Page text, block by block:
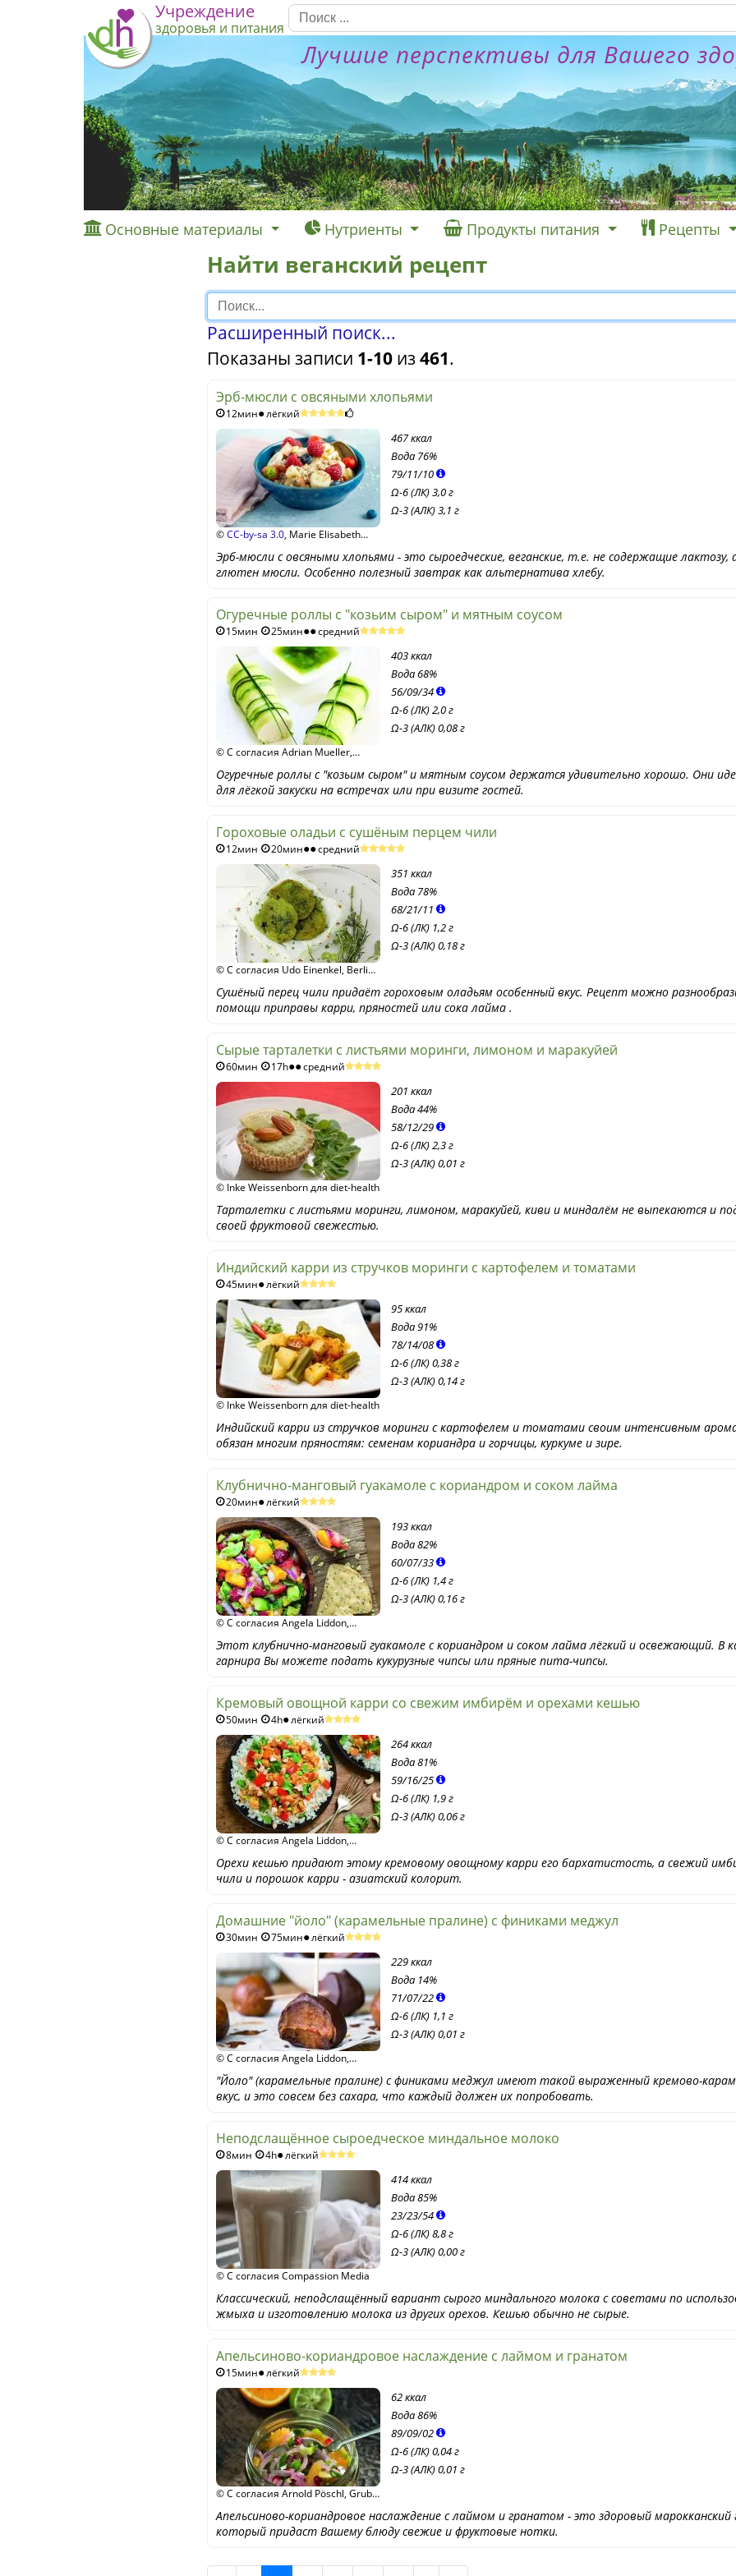
Учреждение
здоровья и питания
Лучшие перспективы для Вашего
Основные материалы Нутриенты Продукты питания Рецепты
Найти веганский рецепт
Расширенный поиск...
Показаны записи 1-10 из461.
Эрб-мюсли с овсяными хлопьями
12мин лёгкий
©CC-by-sa 3.0, Marie Elisabeth
467 ккал
Вода 76%
79/11/10
Ω-6 (ЛК) 3,0 г
Ω-3 (АЛК) 3,1 г
Эрб-мюсли с овсяными хлопьями - это сыроедческие, веганские, т.е. не содержащие
глютен мюсли. Особенно полезный завтрак как альтернатива хлебу.
Огуречные роллы с "козьим сыром" и мятным соусом
15мин 25мин средний
© С согласия Adrian Mueller,
Unimedica Verlag
403 ккал
Вода68%
56/09/34
Ω-6 (ЛК) 2,0 г
Ω-3 (АЛК) 0,08 г
Огуречные роллы с "козьим сыром" и мятным соусом держатся удивительно хорошо. Они
для лёгкой закуски на встречах или при визите гостей.
Гороховые оладьи с сушёным перцем чили
12мин 20мин средний
© С согласия Udo Einenkel, Berlin
Oma", Südwest-Verlag München
351 ккал
Вода 78%
68/21/11
Ω-6 (ЛК) 1,2 г
Ω-3 (АЛК) 0,18 г
Сушёный перец чили придаёт гороховым оладьям особенный вкус. Рецепт можно
помощи приправы карри, пряностей или сока лайма .
Сырые тарталетки с листьями моринги, лимоном и маракуйей
60мин 17h средний
© Inke Weissenborn для diet-health
201 ккал
Вода44%
58/12/29
Ω-6 (ЛК) 2,3 г
Ω-3 (АЛК) 0,01 г
Тарталетки с листьями моринги, лимоном, маракуйей, киви и миндалём не выпекаются и
своей фруктовой свежестью.
Индийский карри из стручков моринги с картофелем и томатами
45мин лёгкий
© Inke Weissenborn для diet-health
95 ккал
Вода91%
78/14/08
Ω-6 (ЛК) 0,38 г
Ω-3 (АЛК) 0,14 г
Индийский карри из стручков моринги с картофелем и томатами своим интенсивным
обязан многим пряностям: семенам кориандра и горчицы, куркуме и зире.
Клубнично-манговый гуакамоле с кориандром и соком лайма
20мин лёгкий
© С согласия Angela Liddon,
193 ккал
Вода82%
60/07/33
Ω-6 (ЛК) 1,4 г
Ω-3 (АЛК) 0,16 г
Этот клубнично-манговый гуакамоле с кориандром и соком лайма лёгкий и освежающий. В
гарнира Вы можете подать кукурузные чипсы или пряные пита-чипсы.
Кремовый овощной карри со свежим имбирём и орехами кешью
50мин 4h лёгкий
© С согласия Angela Liddon,
Unimedica Verlag
264 ккал
Вода81%
59/16/25
Ω-6 (ЛК) 1,9 г
Ω-3 (АЛК) 0,06 г
Орехи кешью придают этому кремовому овощному карри его бархатистость, а свежий
чили и порошок карри - азиатский колорит.
Домашние "йоло" (карамельные пралине) с финиками меджул
30мин 75мин лёгкий
© С согласия Angela Liddon,
Unimedica Verlag
229 ккал
Вода 14%
71/07/22
Ω-6 (ЛК) 1,1 г
Ω-3 (АЛК) 0,01 г
"Йоло" (карамельные пралине) с финиками меджул имеют такой выраженный кремово-
вкус, и это совсем без сахара, что каждый должен их попробовать.
Неподслащённое сыроедческое миндальное молоко
8мин 4h лёгкий
© С согласия Compassion Media
414 ккал
Вода85%
23/23/54
Ω-6 (ЛК) 8,8 г
Ω-3 (АЛК) 0,00 г
Классический, неподслащённый вариант сырого миндального молока с советами по
жмыха и изготовлению молока из других орехов. Кешью обычно не сырые.
Апельсиново-кориандровое наслаждение с лаймом и гранатом
15мин лёгкий
© С согласия Arnold Pöschl, Grub
62 ккал
Вода86%
89/09/02
Ω-6 (ЛК) 0,04 г
Ω-3 (АЛК) 0,01 г
Апельсиново-кориандровое наслаждение с лаймом и гранатом - это здоровый марокканский
который придаст Вашему блюду свежие и фруктовые нотки.